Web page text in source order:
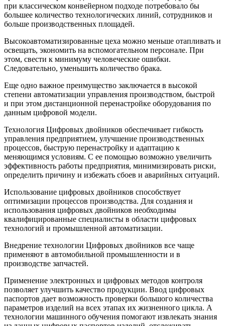
при классическом конвейерном подходе потребовало бы
большее количество технологических линий, сотрудников и
больше производственных площадей.
Высокоавтоматизированные цеха можно меньше отапливать и
освещать, экономить на вспомогательном персонале. При
этом, свести к минимуму человеческие ошибки.
Следовательно, уменьшить количество брака.
Еще одно важное преимущество заключается в высокой
степени автоматизации управления производством, быстрой
и при этом дистанционной перенастройке оборудования по
данным цифровой модели.
Технология Цифровых двойников обеспечивает гибкость
управления предприятием, улучшение производственных
процессов, быструю перенастройку и адаптацию к
меняющимся условиям. С ее помощью возможно увеличить
эффективность работы предприятия, минимизировать риски,
определить причину и избежать сбоев и аварийных ситуаций.
Использование цифровых двойников способствует
оптимизации процессов производства. Для создания и
использования цифровых двойников необходимы
квалифицированные специалисты в области цифровых
технологий и промышленной автоматизации.
Внедрение технологии Цифровых двойников все чаще
применяют в автомобильной промышленности и в
производстве запчастей.
Применение электронных и цифровых методов контроля
позволяет улучшить качество продукции. Ввод цифровых
паспортов дает возможность проверки большого количества
параметров изделий на всех этапах их жизненного цикла. А
технологии машинного обучения помогают извлекать знания